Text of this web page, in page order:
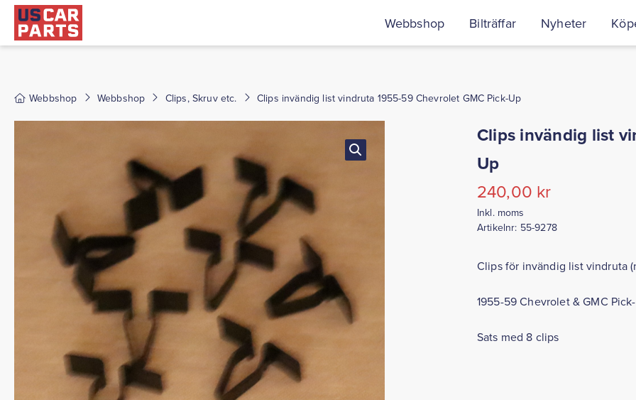
Webbshop Bilträffar Nyheter
Webbshop Webbshop Clips, Skruv etc. Clips invändig list vindruta 1955-59 Chevrolet GMC Pick-Up
Clips invändig list
Up
240,00 kr
Inkl. moms
Artikelnr: 55-9278
Clips för invändig list vindruta
1955-59 Chevrolet & GMC
Sats med 8 clips